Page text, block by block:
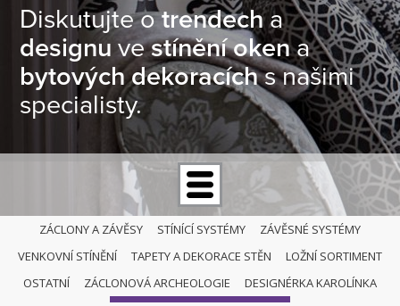
Diskutujte otrendecha
designuvestínění okena
bytových dekoracíchs našimi
specialisty.
ZÁCLONY A ZÁVĚSY STÍNÍCÍ SYSTÉMY
ZÁVĚSNÉ SYSTÉMY
VENKOVNÍ STÍNĚNÍ
TAPETY A DEKORACE STĚN
LOŽNÍ SORTIMENT
OSTATNÍ
ZÁCLONOVÁ ARCHEOLOGIE DESIGNÉRKA KAROLÍNKA
OSTATNÍ